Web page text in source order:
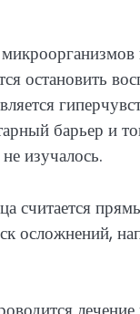
остановить
барьер и
изучалось.
считается
осложнений,